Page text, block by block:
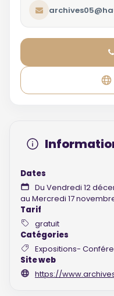
Dates
Du Vendredi 12
au Mercredi 17
Tarif
gratuit
Catégories
Expositions-
Site web
https://